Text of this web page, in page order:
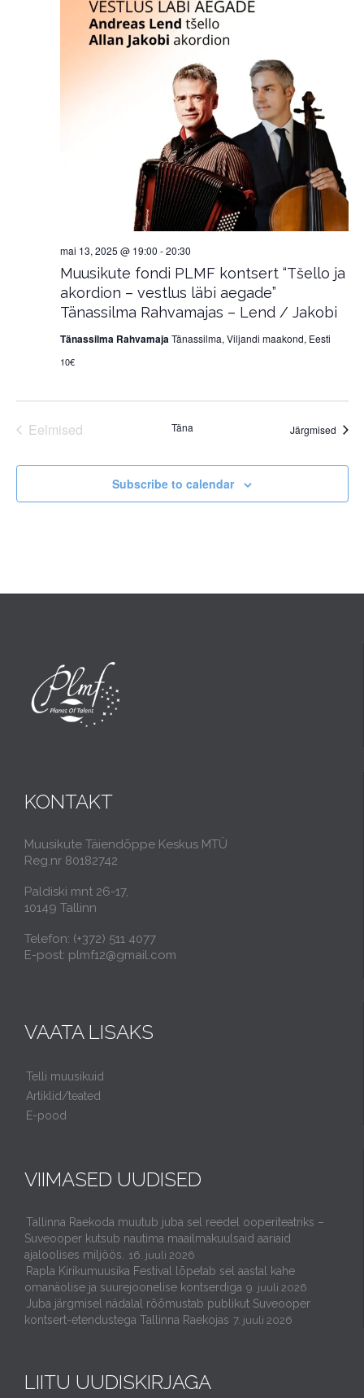
Muusikute fondi PLMF kontsert “Tšello ja
akordion – vestlus läbi aegade”
Tänassilma Rahvamajas – Lend / Jakobi
mai 13, 2025 @ 19:00 -20:30
Tänassilma RahvamajaTänassilma, Viljandi maakond, Eesti
10€
Eelmised
Täna Järgmised
Subscribe to calendar
KONTAKT
Muusikute Täiendõppe Keskus MTÜ
Reg.nr 80182742
Paldiski mnt 26-17,
10149 Tallinn
Telefon: (+372) 511 4077
E-post: plmf12@gmail.com
VAATA LISAKS
Telli muusikuid
Artiklid/teated
E-pood
VIIMASED UUDISED
Tallinna Raekoda muutub juba sel reedel ooperiteatriks –
Suveooper kutsub nautima maailmakuulsaid aariaid
ajaloolises miljöös.
16. juuli 2026
Rapla Kirikumuusika Festival lõpetab sel aastal kahe
omanäolise ja suurejoonelise kontserdiga 9. juuli 2026
Juba järgmisel nädalal rõõmustab publikut Suveooper
kontsert-etendustega Tallinna Raekojas 7. juuli 2026
LIITU UUDISKIRJAGA